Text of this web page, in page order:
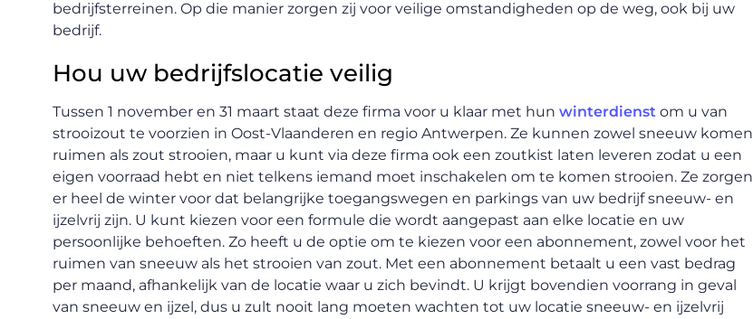
bedrijfsterreinen. Op die manier zorgen zij voor veilige omstandigheden op de weg, ook bij uw
bedrijf.
Hou uw bedrijfslocatie veilig
Tussen 1 november en 31 maart staat deze firma voor u klaar met hun winterdienst om u van
strooizout te voorzien in Oost-Vlaanderen en regio Antwerpen. Ze kunnen zowel sneeuw komen
ruimen als zout strooien, maar u kunt via deze firma ook een zoutkist laten leveren zodat u een
eigen voorraad hebt en niet telkens iemand moet inschakelen om te komen strooien. Ze zorgen
er heel de winter voor dat belangrijke toegangswegen en parkings van uw bedrijf sneeuw- en
ijzelvrij zijn. U kunt kiezen voor een formule die wordt aangepast aan elke locatie en uw
persoonlijke behoeften. Zo heeft u de optie om te kiezen voor een abonnement, zowel voor het
ruimen van sneeuw als het strooien van zout. Met een abonnement betaalt u een vast bedrag
per maand, afhankelijk van de locatie waar u zich bevindt. U krijgt bovendien voorrang in geval
van sneeuw en ijzel, dus u zult nooit lang moeten wachten tot uw locatie sneeuw- en ijzelvrij